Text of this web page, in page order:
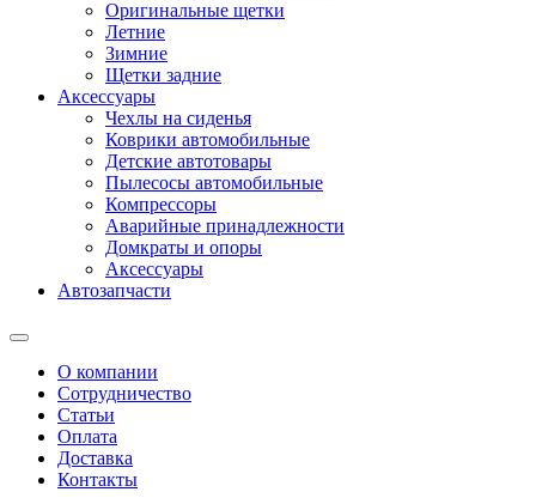
Оригинальные щетки
Летние
Зимние
Щетки задние
Аксессуары
Чехлы на сиденья
Коврики автомобильные
Детские автотовары
Пылесосы автомобильные
Компрессоры
Аварийные принадлежности
Домкраты и опоры
Аксессуары
Автозапчасти
О компании
Сотрудничество
Статьи
Оплата
Доставка
Контакты